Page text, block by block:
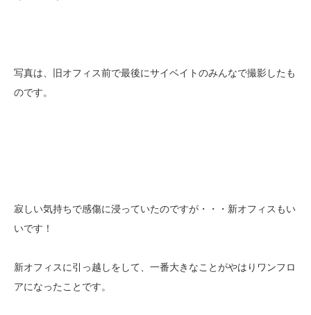
写真は、旧オフィス前で最後にサイベイトのみんなで撮影したも
のです。
寂しい気持ちで感傷に浸っていたのですが・・・新オフィスもい
いです！
新オフィスに引っ越しをして、一番大きなことがやはりワンフロ
アになったことです。